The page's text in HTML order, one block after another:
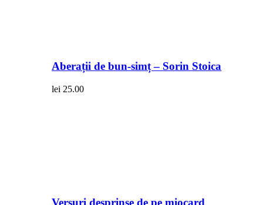
Aberații de bun-simț – Sorin Stoica
lei 25.00
Versuri desprinse de pe miocard